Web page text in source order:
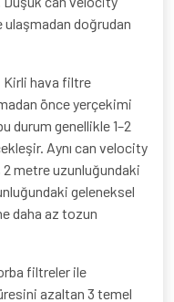
doğrudan
Kirli hava filtre
önce yerçekimi
durum genellikle 1–2
Aynı can velocity
metre uzunluğundaki
geleneksel
daha az tozun
filtreler ile
azaltan 3 temel